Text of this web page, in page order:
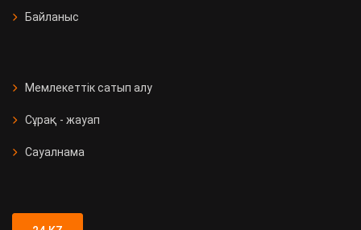
Байланыс
Мемлекеттік сатып алу
Сұрақ - жауап
Сауалнама